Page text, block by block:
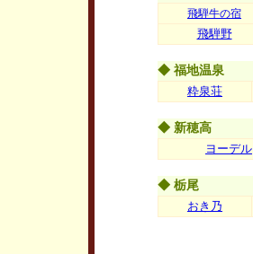
飛騨牛の宿
飛騨野
◆ 福地温泉
粋泉荘
◆ 新穂高
ヨーデル
◆ 栃尾
おき乃